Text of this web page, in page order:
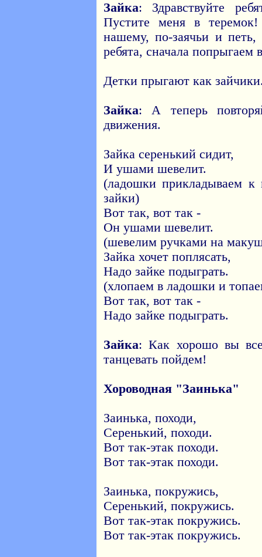
Зайка: Здравствуйте
Пустите меня в
нашему, по-заячьи и петь,
ребята, сначала попрыгаем
Детки прыгают как
Зайка: А теперь
движения.
Зайка серенький сидит,
И ушами шевелит.
(ладошки прикладываем
зайки)
Вот так, вот так -
Он ушами шевелит.
(шевелим ручками на
Зайка хочет поплясать,
Надо зайке подыграть.
(хлопаем в ладошки и
Вот так, вот так -
Надо зайке подыграть.
Зайка: Как хорошо вы
танцевать пойдем!
Хороводная "Заинька"
Заинька, походи,
Серенький, походи.
Вот так-этак походи.
Вот так-этак походи.
Заинька, покружись,
Серенький, покружись.
Вот так-этак покружись.
Вот так-этак покружись.